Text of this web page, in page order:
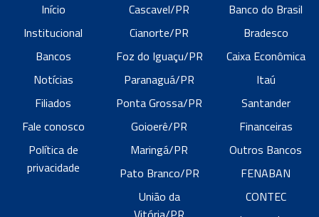
Início
Institucional
Bancos
Notícias
Filiados
Fale conosco
Política de
privacidade
Cascavel/PR
Cianorte/PR
Foz do Iguaçu/PR
Paranaguá/PR
Ponta Grossa/PR
Goioerê/PR
Maringá/PR
Pato Branco/PR
União da
Banco do Brasil
Bradesco
Caixa Econômica
Itaú
Santander
Financeiras
Outros Bancos
FENABAN
CONTEC